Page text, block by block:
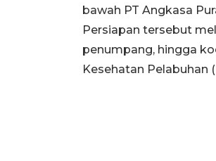
bawah PT Angkasa
Persiapan tersebut
penumpang, hingga
Kesehatan Pelabuhan